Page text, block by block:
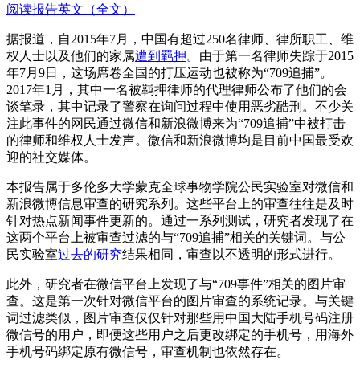
阅读报告英文（全文）
据报道，自2015年7月，中国有超过250名律师、律所职工、维
权人士以及他们的家属遭到羁押。由于第一名律师失踪于2015
年7月9日，这场席卷全国的打压运动也被称为“709追捕”。
2017年1月，其中一名被羁押律师的代理律师公布了他们的会
谈笔录，其中记录了警察在询问过程中使用恶劣酷刑。不少关
注此事件的网民通过微信和新浪微博来为“709追捕”中被打击
的律师和维权人士发声。微信和新浪微博均是目前中国最受欢
迎的社交媒体。
本报告属于多伦多大学蒙克全球事物学院公民实验室对微信和
新浪微博信息审查的研究系列。这些平台上的审查往往是及时
针对热点新闻事件更新的。通过一系列测试，研究者发现了在
这两个平台上被审查过滤的与“709追捕”相关的关键词。与公
民实验室过去的研究结果相同，审查以不透明的形式进行。
此外，研究者在微信平台上发现了与“709事件”相关的图片审
查。这是第一次针对微信平台的图片审查的系统记录。与关键
词过滤类似，图片审查仅仅针对那些用中国大陆手机号码注册
微信号的用户，即便这些用户之后更改绑定的手机号，用海外
手机号码绑定原有微信号，审查机制也依然存在。